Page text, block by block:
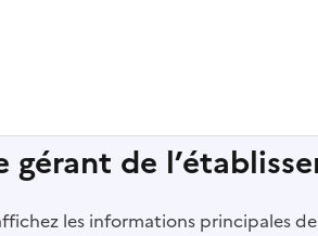
gérant de
les informations principales